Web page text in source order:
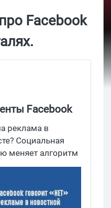
Facebook
Facebook
реклама в
Социальная
меняет алгоритм
ленту.
уверяют, что
меньше, а
будут посты